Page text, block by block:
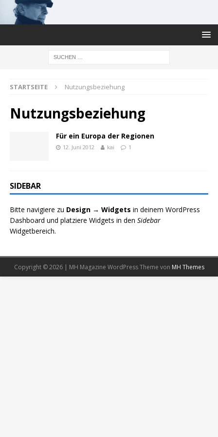
STARTSEITE Nutzungsbeziehung
Nutzungsbeziehung
Für ein Europa der Regionen
12. Juni 2012 kai 1
SIDEBAR
Bitte navigiere zu Design → Widgets in deinem WordPress
Dashboard und platziere Widgets in den Sidebar
Widgetbereich.
Copyright © 2026 | MH Magazine WordPress Theme von MH Themes